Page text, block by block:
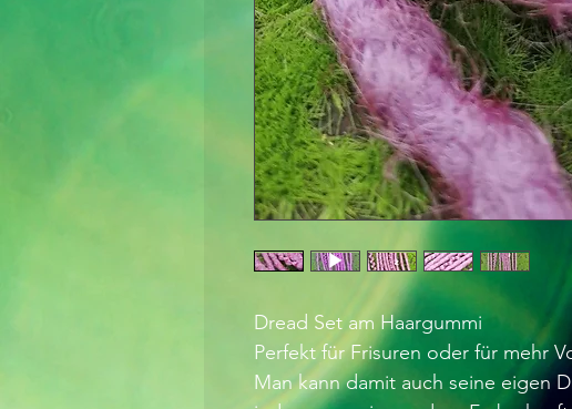
Dread Set am Haargummi
Perfekt für Frisuren oder für mehr
Man kann damit auch seine eigen